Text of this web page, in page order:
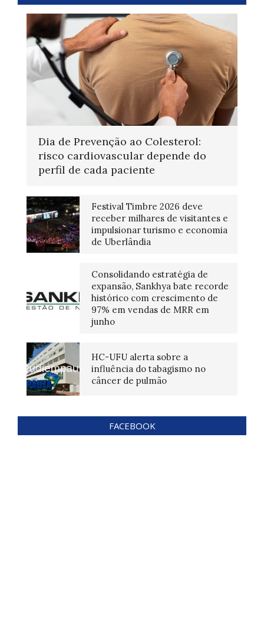
Dia de Prevenção ao Colesterol:
risco cardiovascular depende do
perfil de cada paciente
Festival Timbre 2026 deve
receber milhares de visitantes e
impulsionar turismo e economia
de Uberlândia
Consolidando estratégia de
expansão, Sankhya bate recorde
histórico com crescimento de
97% em vendas de MRR em
junho
HC-UFU alerta sobre a
influência do tabagismo no
câncer de pulmão
FACEBOOK